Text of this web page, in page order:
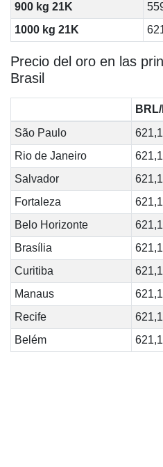
900 kg 21K
1000 kg 21K
Precio del oro en las
Brasil
São Paulo
Rio de Janeiro
Salvador
Fortaleza
Belo Horizonte
Brasília
Curitiba
Manaus
Recife
Belém